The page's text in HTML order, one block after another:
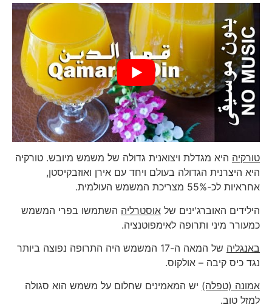
טורקיההיא מגדלת ויצואנית גדולה של משמש מיובש. טורקיה
היא היצרנית הגדולה בעולם ויחד עם אירן ואוזבקיסטן,
אחראיות לכ-55% מצריכת המשמש העולמית.
הילידים האוברג'ינים שלאוסטרליההשתמשו בפרי המשמש
כמעורר מיני ותרופה לאימפוטנציה.
באנגליה
של המאה ה-17 המשמש היה התרופה נפוצה ביותר
נגד כיס קיבה – אולקוס.
אמונה (טפלה)יש המאמינים שחלום על משמש הוא סגולה
למזל טוב.